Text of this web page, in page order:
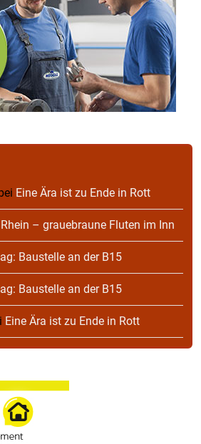
Eine Ära ist zu Ende in Rott
– grauebraune Fluten im Inn
Baustelle an der B15
Baustelle an der B15
Eine Ära ist zu Ende in Rott